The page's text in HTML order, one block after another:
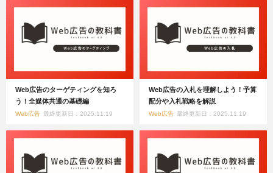
Web広告のターゲティングを知ろ
う！全媒体共通の基礎編
Web広告 最終更新日：2025.11.19
Web広告の入札を理解しよう！予算
配分や入札戦略を解説
Web広告 最終更新日：2025.11.19